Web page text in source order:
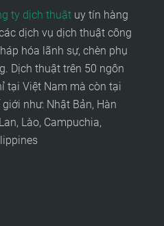
ty dịch thuậtuy tín hàng
dịch vụ dịch thuật công
hóa lãnh sự, chèn phụ
Dịch thuật trên 50 ngôn
tại Việt Nam mà còn tại
như: Nhật Bản, Hàn
Lào, Campuchia,